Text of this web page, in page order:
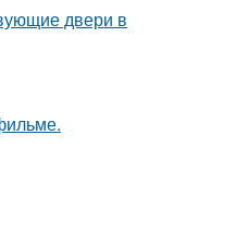
двери в